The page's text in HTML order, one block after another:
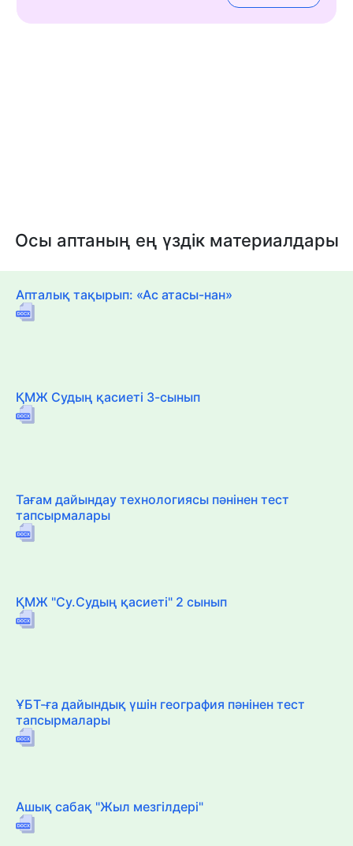
Осы аптаның ең үздік материалдары
Апталық тақырып: «Ас атасы-нан»
ҚМЖ Судың қасиеті 3-сынып
Тағам дайындау технологиясы пәнінен тест
тапсырмалары
ҚМЖ "Су.Судың қасиеті" 2 сынып
ҰБТ-ға дайындық үшін география пәнінен тест
тапсырмалары
Ашық сабақ "Жыл мезгілдері"